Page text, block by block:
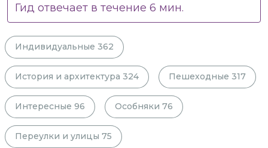
Гид отвечает в течение 6 мин.
Индивидуальные 362
История и архитектура 324 Пешеходные 317
Интересные 96 Особняки 76
Переулки и улицы 75